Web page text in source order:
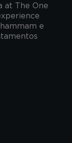
at The One
e